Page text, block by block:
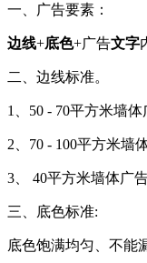
一、广告要素：
边线+底色+广告文字
二、边线标准。
1、50 - 70平方米墙
2、70 - 100平方米墙
3、 40平方米墙体广
三、底色标准:
底色饱满均匀、不能